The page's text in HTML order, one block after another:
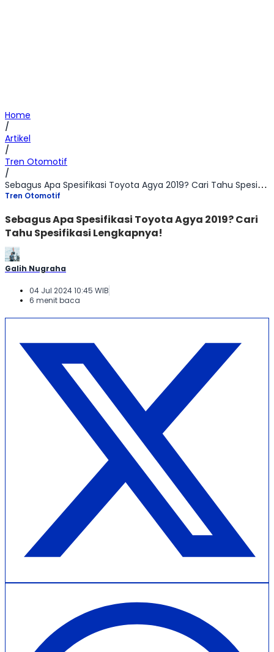
Home
/
Artikel
/
Tren Otomotif
/
Sebagus Apa Spesifikasi Toyota Agya 2019? Cari Tahu Spesifikasi Lengkapnya!
Tren Otomotif
Sebagus Apa Spesifikasi Toyota Agya 2019? Cari
Tahu Spesifikasi Lengkapnya!
Galih Nugraha
04 Jul 2024 10:45 WIB
6 menit baca